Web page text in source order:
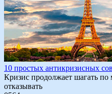
10 простых антикризисных
Кризис продолжает шагать по
отказывать